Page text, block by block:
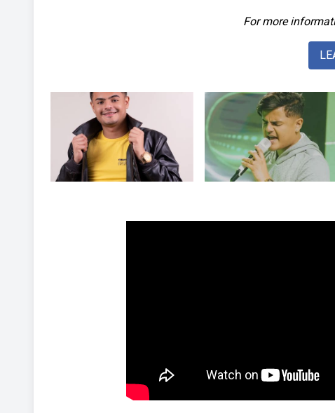
For more